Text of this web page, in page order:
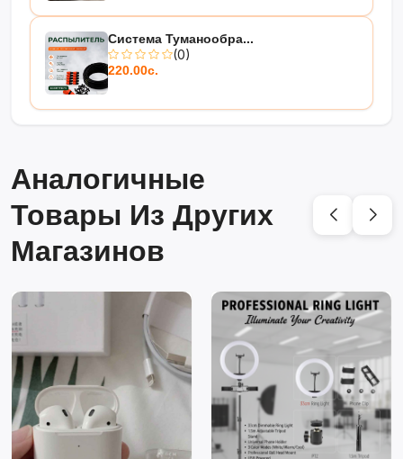
Система Туманообра...
(0)
220.00с.
Аналогичные
Товары Из Других
Магазинов